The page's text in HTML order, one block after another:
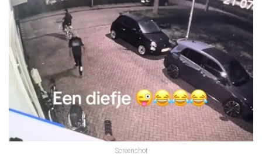
Screenshot